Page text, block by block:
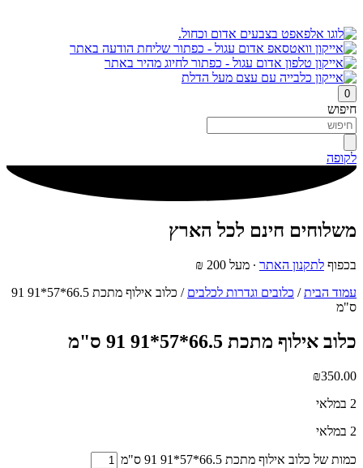
0
חיפוש
לקופה
משלוחים חינם לכל הארץ
בכפוף לתקנון האתר ∙ מעל 200 ₪
עמוד הבית/ כלובים וגדרות לכלבים
/ כלוב אילוף מתכת 66.5*57*91 91
ס"מ
כלוב אילוף מתכת 66.5*57*91 91 ס"מ
₪350.00
2 במלאי
2 במלאי
כמות של כלוב אילוף מתכת 66.5*57*91 91 ס"מ